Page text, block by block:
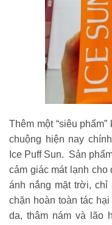
Thêm một “siêu
chuộng hiện nay
Ice Puff Sun. Sản
cảm giác mát lạnh cho
ánh nắng mặt trời, chỉ
chặn hoàn toàn tác
da, thâm nám và lão